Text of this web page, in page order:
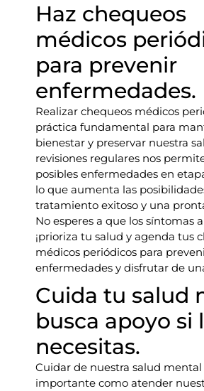
Haz chequeos
médicos
para prevenir
enfermedades.
Realizar chequeos médicos
práctica fundamental para
bienestar y preservar nuestra
revisiones regulares nos
posibles enfermedades en
lo que aumenta las
tratamiento exitoso y una
No esperes a que los síntomas
¡prioriza tu salud y agenda tus
médicos periódicos para
enfermedades y disfrutar de
Cuida tu salud
busca apoyo si
necesitas.
Cuidar de nuestra salud mental
importante como atender